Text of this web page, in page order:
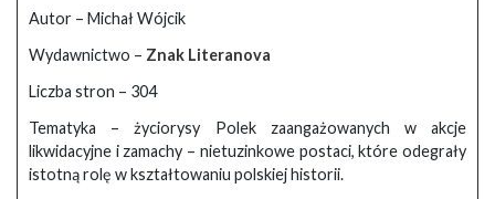
Autor – Michał Wójcik
Wydawnictwo – Znak Literanova
Liczba stron – 304
Tematyka – życiorysy Polek zaangażowanych w akcje
likwidacyjne i zamachy – nietuzinkowe postaci, które odegrały
istotną rolę w kształtowaniu polskiej historii.